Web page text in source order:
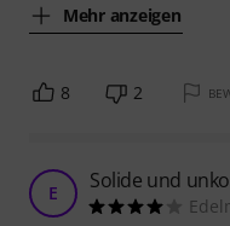
Mehr anzeigen
8 2
E Solide und